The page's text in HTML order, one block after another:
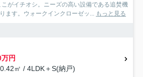
こがイチオシ。ニーズの高い設備である追焚機
ます。ウォークインクローゼッ...
もっと見る
円
㎡ / 4LDK＋S(納戸)